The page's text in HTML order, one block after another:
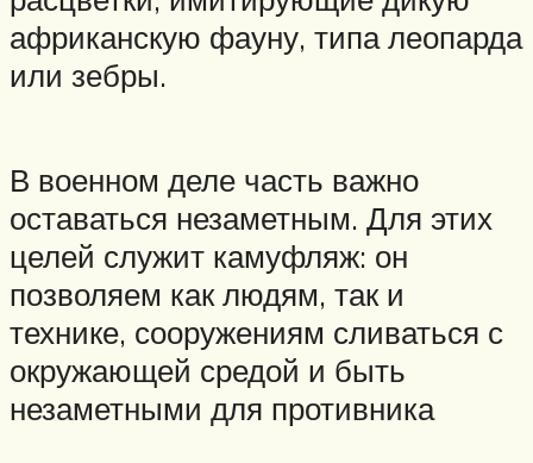
африканскую фауну, типа леопарда
или зебры.
В военном деле часть важно
оставаться незаметным. Для этих
целей служит камуфляж: он
позволяем как людям, так и
технике, сооружениям сливаться с
окружающей средой и быть
незаметными для противника